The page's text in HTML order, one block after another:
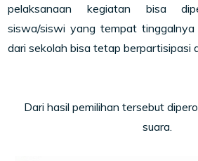
pelaksanaan kegiatan bisa
siswa/siswi yang tempat tinggalnya
dari sekolah bisa tetap berpartisipasi
Dari hasil pemilihan tersebut
suara.